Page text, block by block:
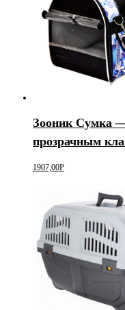
Зооник Сумка
прозрачным
1907,00Р